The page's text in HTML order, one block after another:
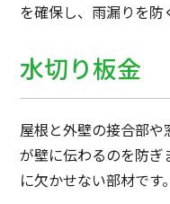
を確保し、雨漏りを防
水切り板金
屋根と外壁の接合部
が壁に伝わるのを防ぎ
に欠かせない部材です。